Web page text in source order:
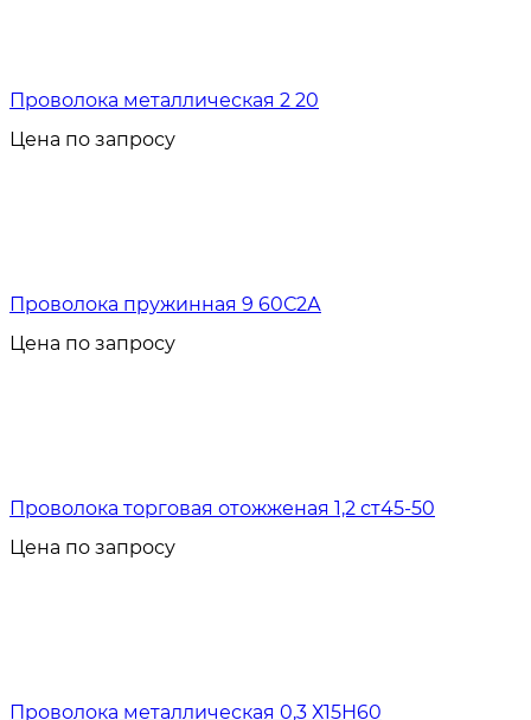
Проволока металлическая 2 20
Цена по запросу
Проволока пружинная 9 60С2А
Цена по запросу
Проволока торговая отожженая 1,2 ст45-50
Цена по запросу
Проволока металлическая 0,3 Х15Н60